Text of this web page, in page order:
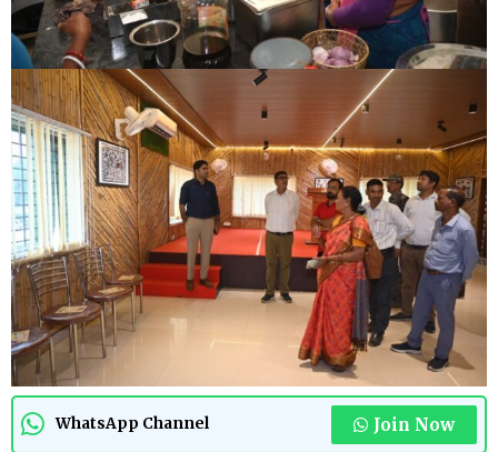
WhatsApp Channel Join Now